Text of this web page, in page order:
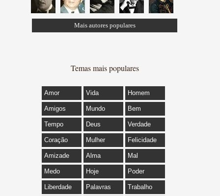
Mais autores populares
Temas mais populares
Amor Vida Homem
Amigos Mundo Bem
Tempo Deus Verdade
Coração Mulher Felicidade
Amizade Alma Mal
Medo Hoje Poder
Liberdade Palavras Trabalho